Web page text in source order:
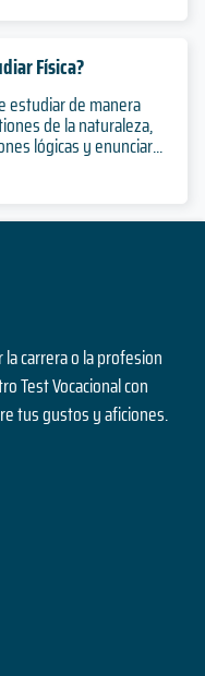
Física?
estudiar de manera
de la naturaleza,
lógicas y enunciar...
carrera o la profesion
Test Vocacional con
tus gustos y aficiones.